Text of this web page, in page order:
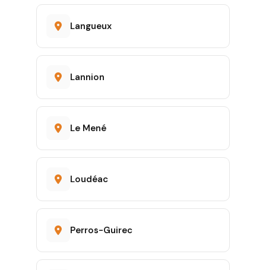
Langueux
Lannion
Le Mené
Loudéac
Perros-Guirec